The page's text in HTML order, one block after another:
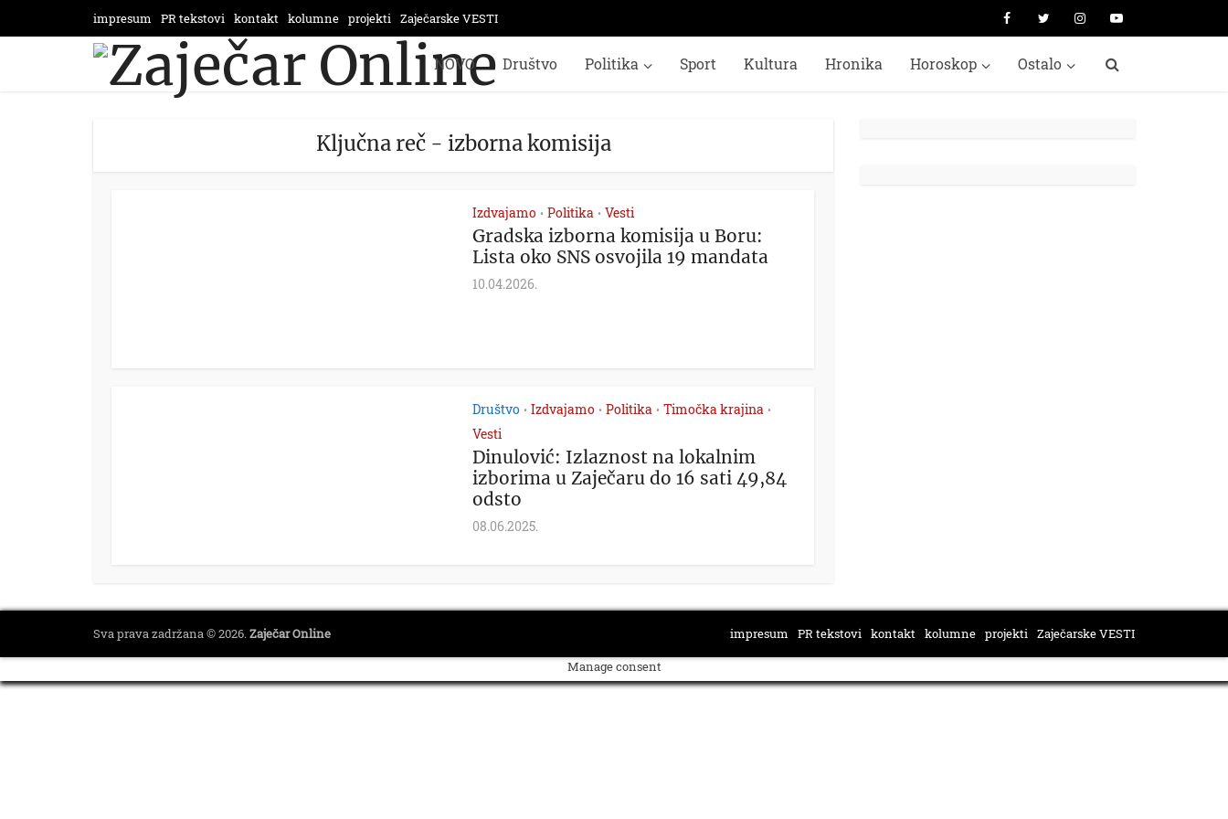
impresum PR tekstovi kontakt kolumne projekti Zaječarske VESTI
NOVO Društvo Politika Sport Kultura Hronika Horoskop Ostalo
Ključna reč - izborna komisija
Izdvajamo • Politika • Vesti
Gradska izborna komisija u Boru:
Lista oko SNS osvojila 19 mandata
10.04.2026.
Društvo • Izdvajamo • Politika • Timočka krajina •
Vesti
Dinulović: Izlaznost na lokalnim
izborima u Zaječaru do 16 sati 49,84
odsto
08.06.2025.
Sva prava zadržana © 2026.Zaječar Online impresum PR tekstovi kontakt kolumne projekti Zaječarske VESTI
Manage consent